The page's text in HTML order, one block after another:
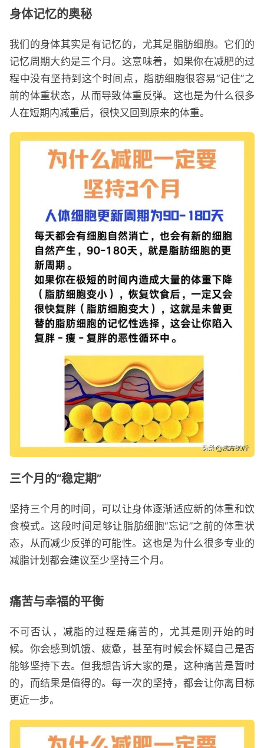
身体记忆的奥秘
我们的身体其实是有记忆的，尤其是脂肪细胞。它们的
记忆周期大约是三个月。这意味着，如果你在减肥的过
程中没有坚持到这个时间点，脂肪细胞很容易“记住”之
前的体重状态，从而导致体重反弹。这也是为什么很多
人在短期内减重后，很快又回到原来的体重。
三个月的“稳定期”
坚持三个月的时间，可以让身体逐渐适应新的体重和饮
食模式。这段时间足够让脂肪细胞“忘记”之前的体重状
态，从而减少反弹的可能性。这也是为什么很多专业的
减脂计划都会建议至少坚持三个月。
痛苦与幸福的平衡
不可否认，减脂的过程是痛苦的，尤其是刚开始的时
候。你会感到饥饿、疲惫，甚至有时候会怀疑自己是否
能够坚持下去。但我想告诉大家的是，这种痛苦是暂时
的，而结果是值得的。每一次的坚持，都会让你离目标
更近一步。